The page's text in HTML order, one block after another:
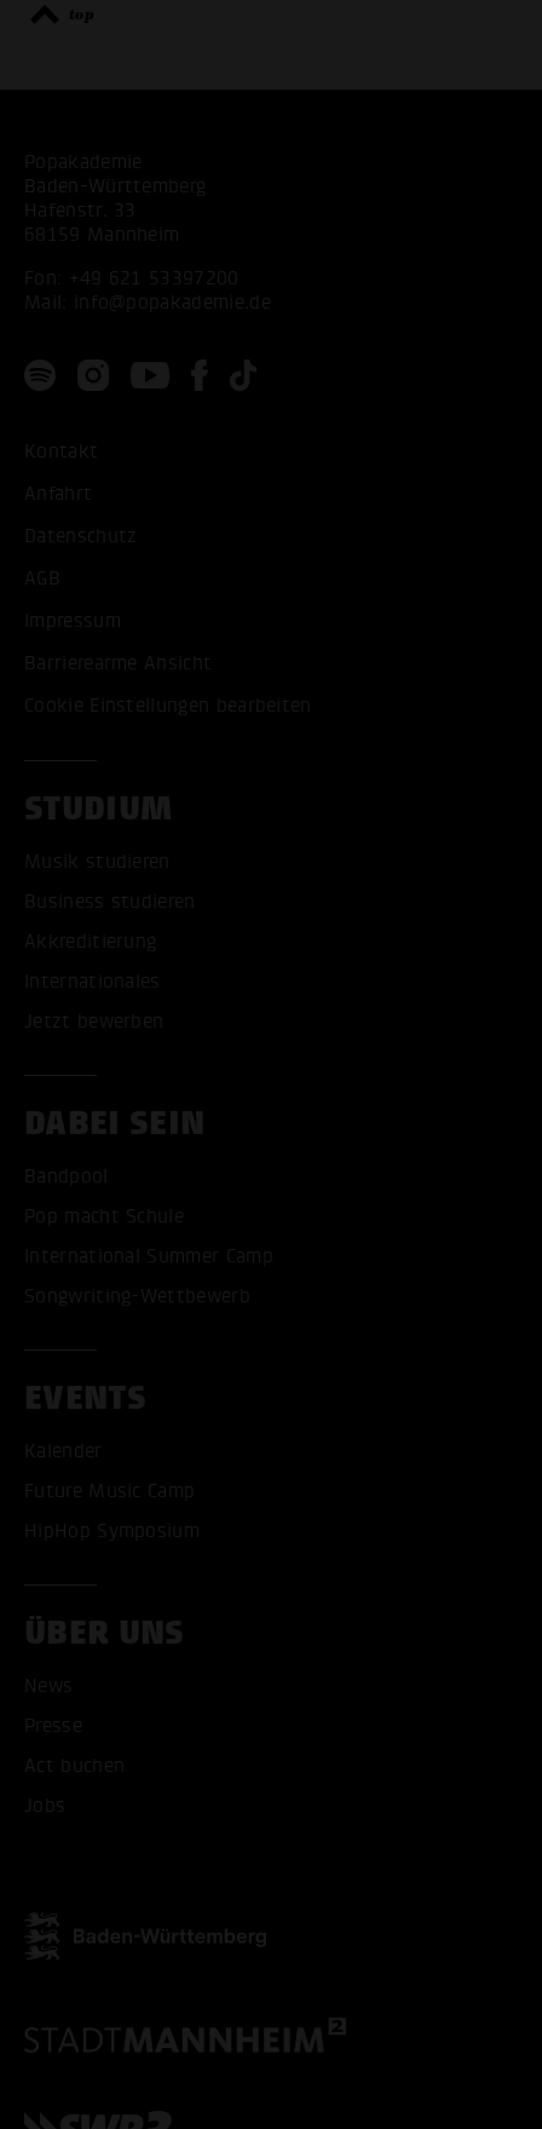
top
Popakademie
Baden-Württemberg
Hafenstr. 33
68159 Mannheim
Fon:
+49 621 53397200
Mail:
info@popakademie.de
Kontakt
Anfahrt
Datenschutz
AGB
Impressum
Barrierearme Ansicht
Cookie Einstellungen bearbeiten
STUDIUM
Musik studieren
Business studieren
Akkreditierung
Internationales
Jetzt bewerben
DABEI SEIN
Bandpool
Pop macht Schule
International Summer Camp
Songwriting-Wettbewerb
EVENTS
Kalender
Future Music Camp
HipHop Symposium
ÜBER UNS
News
Presse
Act buchen
Jobs